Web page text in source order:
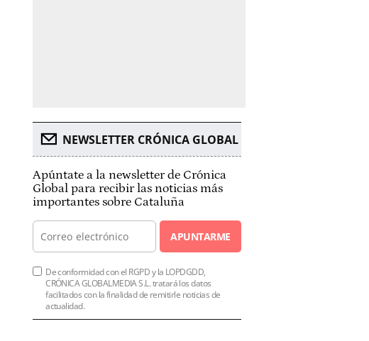
NEWSLETTER CRÓNICA GLOBAL
Apúntate a la newsletter de Crónica
Global para recibir las noticias más
importantes sobre Cataluña
APUNTARME
De conformidad con el RGPD y la LOPDGDD,
CRÓNICA GLOBALMEDIA S.L. tratará los datos
facilitados con la finalidad de remitirle noticias de
actualidad.